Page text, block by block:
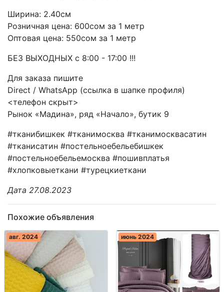
Ширина: 2.40см
Розничная цена: 600сом за 1 метр
Оптовая цена: 550сом за 1 метр
БЕЗ ВЫХОДНЫХ с 8:00 - 17:00 !!!
Для заказа пишите
Direct / WhatsApp (ссылка в шапке профиля)
<телефон скрыт>
Рынок «Мадина», ряд «Начало», бутик 9
#тканибишкек #тканимосква #тканимосквасатин
#тканисатин #постельноебельебишкек
#постельноебельемосква #пошивплатья
#хлопковыеткани #турецкиеткани
Дата 27.08.2023
Похожие объявления
авг. 2024 июнь 2024